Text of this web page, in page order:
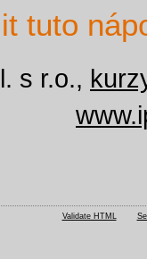
tuto
s r.o.,
Validate HTML